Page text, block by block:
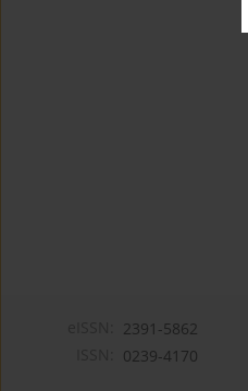
2391-5862
0239-4170